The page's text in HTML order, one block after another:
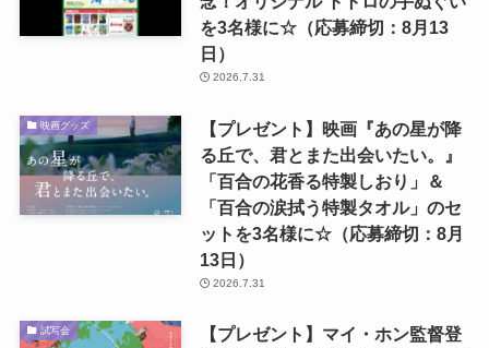
を3名様に☆（応募締切：8月13
日）
2026.7.31
映画グッズ
【プレゼント】映画『あの星が降
る丘で、君とまた出会いたい。』
「百合の花香る特製しおり」＆
「百合の涙拭う特製タオル」のセ
ットを3名様に☆（応募締切：8月
13日）
2026.7.31
試写会
【プレゼント】マイ・ホン監督登